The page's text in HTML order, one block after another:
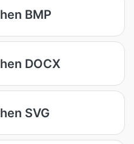
BMP
DOCX
SVG